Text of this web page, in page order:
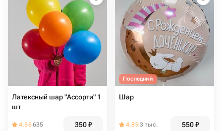
Латексный шар "Ассорти" 1
шт
4.56635 350₽
Последний
Шар
4.893 тыс. 550₽